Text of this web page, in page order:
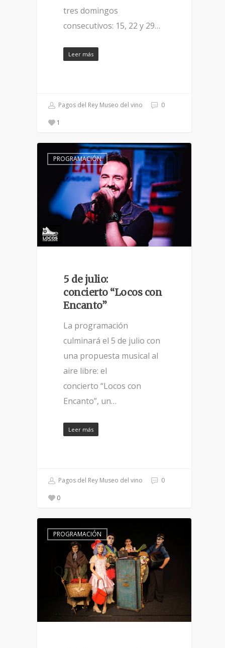
tres domingos
consecutivos: 15, 22 y 29…
Leer más
Pagos del Rey Museo del vino 0
1
PROGRAMACIÓN
5 de julio:
concierto “Locos con
Encanto”
La programación
culminará el 5 de julio con
una propuesta musical al
aire libre: el
concierto “Locos con
Encanto”, un…
Leer más
Pagos del Rey Museo del vino 0
0
PROGRAMACIÓN